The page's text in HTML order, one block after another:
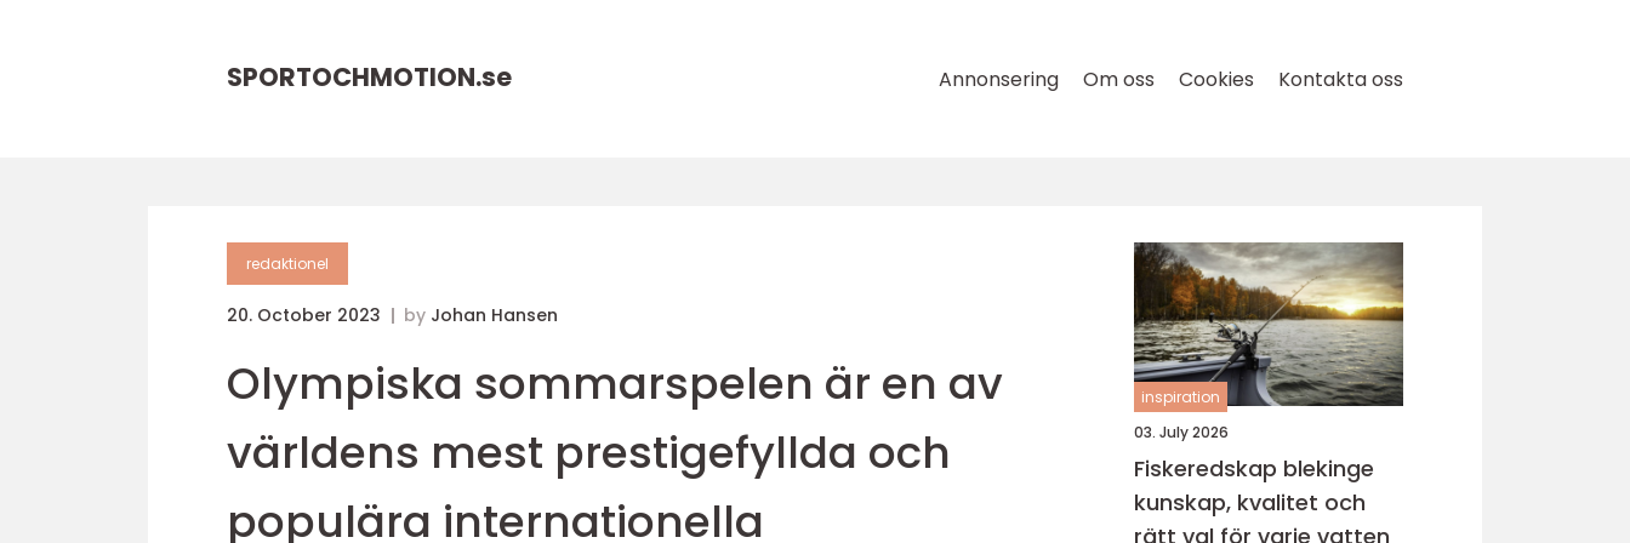
SPORTOCHMOTION.se Annonsering Om oss Cookies Kontakta oss
redaktionel
20. October 2023 by Johan Hansen
Olympiska sommarspelen är en av
världens mest prestigefyllda och
populära internationella
inspiration
03. July 2026
Fiskeredskap blekinge
kunskap, kvalitet och
rätt val för varje vatten